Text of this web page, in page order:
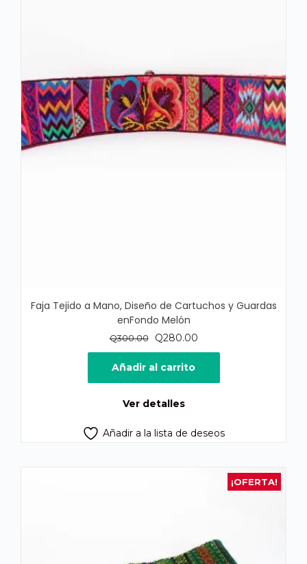
Faja Tejido a Mano, Diseño de Cartuchos y Guardas
enFondo Melón
Q300.00
El
precio
original
era:
Q280.00El
precio
es:
Añadir al carrito
Ver detalles
Añadir a la lista de deseos
¡OFERTA!